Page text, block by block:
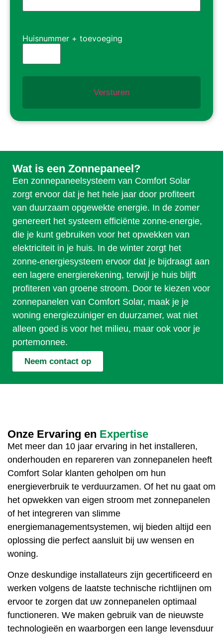
Huisnummer + toevoeging
Wat is een Zonnepaneel?
Een zonnepaneelsysteem van Comfort Solar
zorgt ervoor dat je het hele jaar door profiteert
van duurzaam opgewekte energie. In de zomer
genereert het systeem efficiënte zonne-energie,
die je kunt gebruiken voor het opwekken van
elektriciteit in je huis. In de winter zorgt het
zonne-energiesysteem ervoor dat je bijdraagt aan
een lagere energierekening, terwijl je huis blijft
profiteren van groene stroom. Door te kiezen voor
zonnepanelen van Comfort Solar, maak je je
woning energiezuiniger en duurzamer, wat niet
alleen goed is voor het milieu, maar ook voor je
portemonnee.
Neem contact op
Onze Ervaring en Expertise
Met meer dan 10 jaar ervaring in het installeren,
onderhouden en repareren van zonnepanelen heeft
Comfort Solar klanten geholpen om hun
energieverbruik te verduurzamen. Of het nu gaat om
het opwekken van eigen stroom met zonnepanelen
of het integreren van slimme
energiemanagementsystemen, wij bieden altijd een
oplossing die perfect aansluit bij uw wensen en
woning.
Onze deskundige installateurs zijn gecertificeerd en
werken volgens de laatste technische richtlijnen om
ervoor te zorgen dat uw zonnepanelen optimaal
functioneren. We maken gebruik van de nieuwste
technologieën en waarborgen een lange levensduur